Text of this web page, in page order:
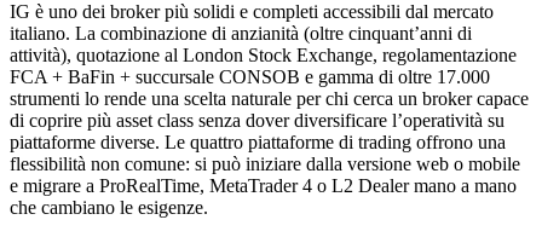
IG è uno dei broker più solidi e completi accessibili dal mercato
italiano. La combinazione di anzianità (oltre cinquant’anni di
attività), quotazione al London Stock Exchange, regolamentazione
FCA + BaFin + succursale CONSOB e gamma di oltre 17.000
strumenti lo rende una scelta naturale per chi cerca un broker capace
di coprire più asset class senza dover diversificare l’operatività su
piattaforme diverse. Le quattro piattaforme di trading offrono una
flessibilità non comune: si può iniziare dalla versione web o mobile
e migrare a ProRealTime, MetaTrader 4 o L2 Dealer mano a mano
che cambiano le esigenze.